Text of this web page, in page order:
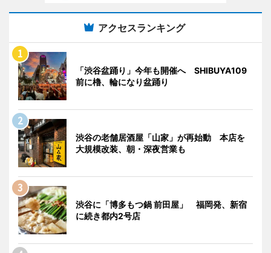
アクセスランキング
「渋谷盆踊り」今年も開催へ SHIBUYA109
前に櫓、輪になり盆踊り
渋谷の老舗居酒屋「山家」が再始動 本店を
大規模改装、朝・深夜営業も
渋谷に「博多もつ鍋 前田屋」 福岡発、新宿
に続き都内2号店